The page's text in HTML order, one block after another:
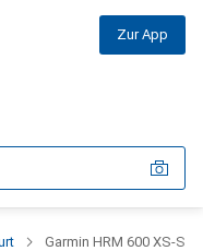
Zur App
Garmin HRM 600 XS-S